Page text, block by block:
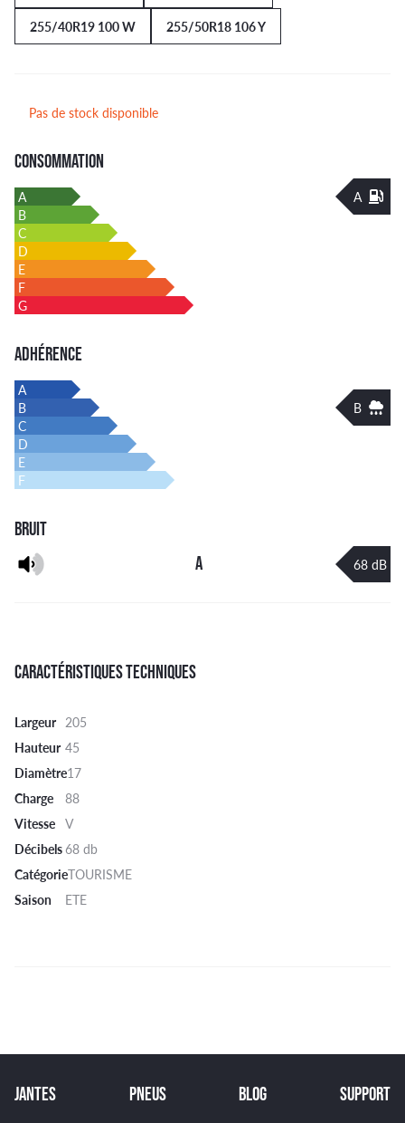
255/40R19 100 W
255/50R18 106 Y
Pas de stock disponible
CONSOMMATION
A
A
B
C
D
E
F
G
ADHÉRENCE
A
B
B
C
D
E
F
BRUIT
A
68 dB
CARACTÉRISTIQUES TECHNIQUES
Largeur 205
Hauteur 45
Diamètre17
Charge
88
Vitesse V
Décibels68 db
CatégorieTOURISME
Saison
ETE
JANTES PNEUS BLOG SUPPORT